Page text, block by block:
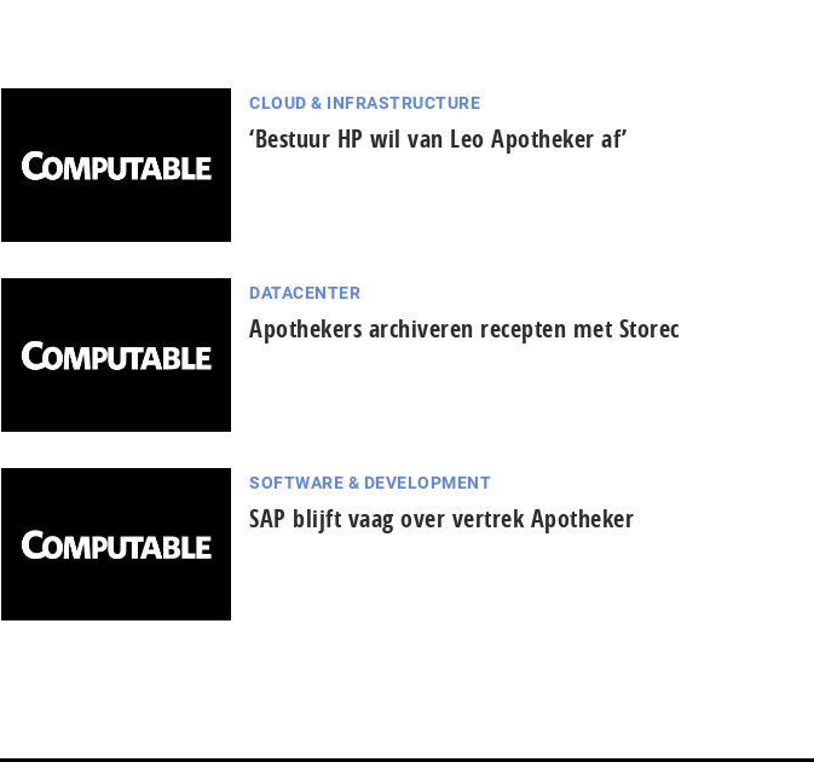
CLOUD & INFRASTRUCTURE
‘Bestuur HP wil van Leo Apotheker af’
DATACENTER
Apothekers archiveren recepten met Storec
SOFTWARE & DEVELOPMENT
SAP blijft vaag over vertrek Apotheker